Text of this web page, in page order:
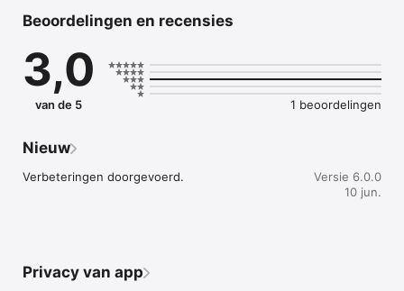
op aantrekkelijke aanbiedingen. Vaak zijn leuke kortingen op
Beoordelingen en recensies
3,0
van de 5 1 beoordelingen
Nieuw
Verbeteringen doorgevoerd.
Versie 6.0.0
10 jun.
Privacy van app